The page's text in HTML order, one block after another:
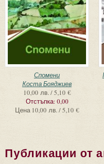
Спомени
Коста Бояджиев
10,00 лв. / 5,10 €
Отстъпка: 0,00
Цена 10,00 лв. / 5,10 €
Публикации от